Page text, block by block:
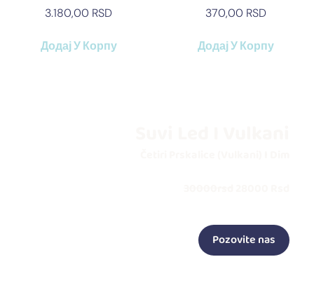
3.180,00 RSD
Додај У Корпу
370,00 RSD
Додај У Корпу
Pozovite nas